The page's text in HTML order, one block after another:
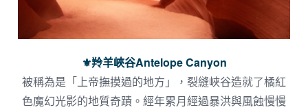
⚜︎羚羊峽谷Antelope Canyon
被稱為是「上帝撫摸過的地方」，裂縫峽谷造就了橘紅
色魔幻光影的地質奇蹟。經年累月經過暴洪與風蝕慢慢